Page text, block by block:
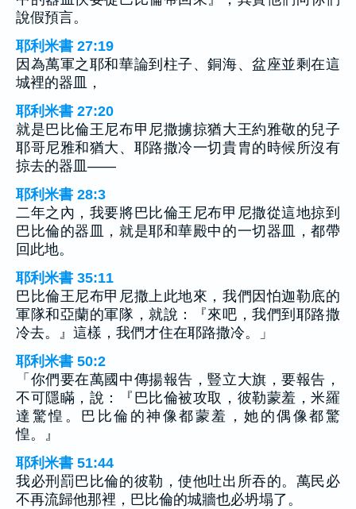
說假預言。
耶利米書 27:19
因為萬軍之耶和華論到柱子、銅海、盆座並剩在這
城裡的器皿，
耶利米書 27:20
就是巴比倫王尼布甲尼撒擄掠猶大王約雅敬的兒子
耶哥尼雅和猶大、耶路撒冷一切貴胄的時候所沒有
掠去的器皿——
耶利米書 28:3
二年之內，我要將巴比倫王尼布甲尼撒從這地掠到
巴比倫的器皿，就是耶和華殿中的一切器皿，都帶
回此地。
耶利米書 35:11
巴比倫王尼布甲尼撒上此地來，我們因怕迦勒底的
軍隊和亞蘭的軍隊，就說：『來吧，我們到耶路撒
冷去。』這樣，我們才住在耶路撒冷。」
耶利米書 50:2
「你們要在萬國中傳揚報告，豎立大旗，要報告，
不可隱瞞，說：『巴比倫被攻取，彼勒蒙羞，米羅
達驚惶。巴比倫的神像都蒙羞，她的偶像都驚
惶。』
耶利米書 51:44
我必刑罰巴比倫的彼勒，使他吐出所吞的。萬民必
不再流歸他那裡，巴比倫的城牆也必坍塌了。